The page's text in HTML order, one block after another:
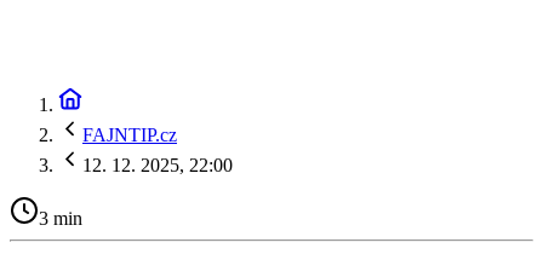
FAJNTIP.cz
12. 12. 2025, 22:00
3 min